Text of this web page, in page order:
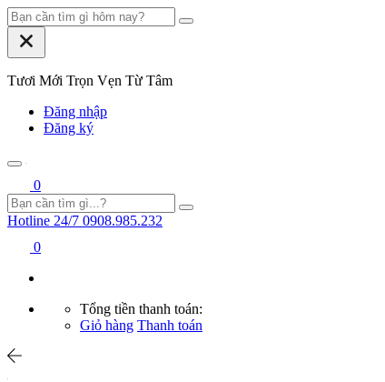
Tươi Mới Trọn Vẹn Từ Tâm
Đăng nhập
Đăng ký
0
Hotline 24/7 0908.985.232
0
Tổng tiền thanh toán:
Giỏ hàng Thanh toán